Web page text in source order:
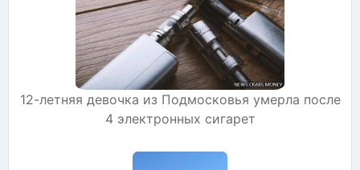
12-летняя девочка из Подмосковья умерла после
4 электронных сигарет